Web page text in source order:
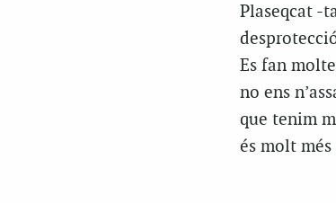
Plaseqcat -
Es fan
no ens
que tenim
és molt